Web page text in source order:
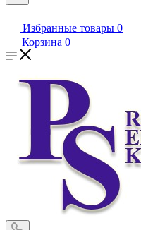
Избранные товары 0
Корзина 0